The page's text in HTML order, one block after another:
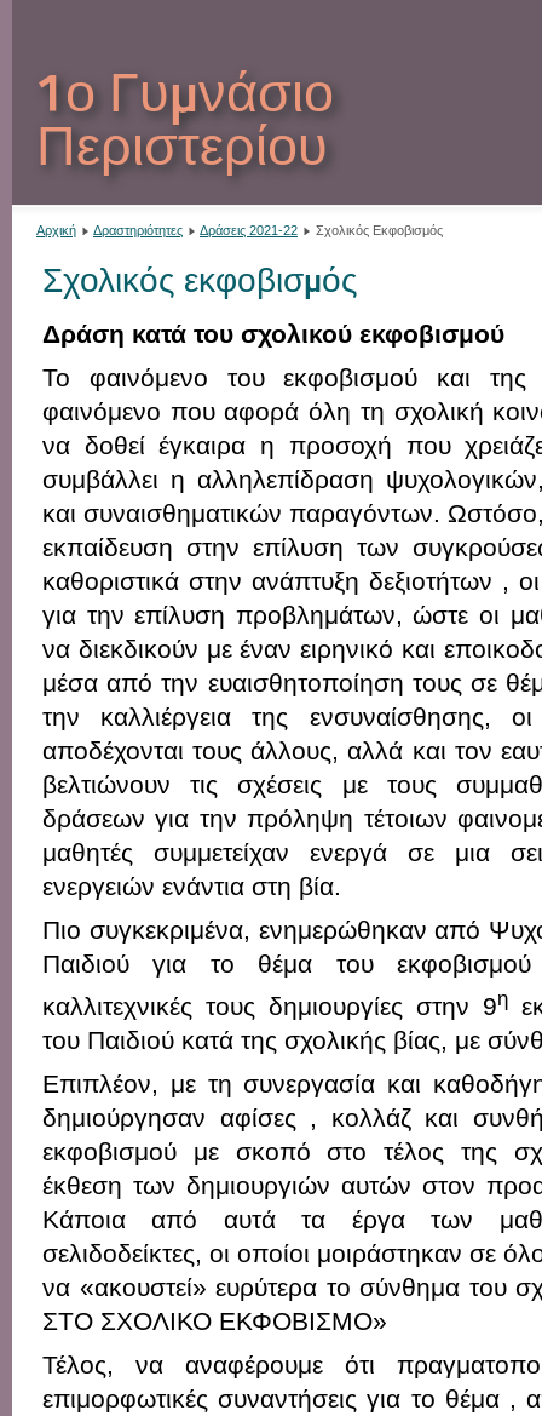
1ο Γυμνάσιο
Περιστερίου
Αρχική Δραστηριότητες Δράσεις 2021-22 Σχολικός Εκφοβισμός
Σχολικός εκφοβισμός
Δράση κατά του σχολικού εκφοβισμού
Το φαινόμενο του εκφοβισμού και της
φαινόμενο που αφορά όλη τη σχολική
να δοθεί έγκαιρα η προσοχή που
συμβάλλει η αλληλεπίδραση
και συναισθηματικών παραγόντων.
εκπαίδευση στην επίλυση των
καθοριστικά στην ανάπτυξη δεξιοτήτων ,
για την επίλυση προβλημάτων, ώστε οι
να διεκδικούν με έναν ειρηνικό και
μέσα από την ευαισθητοποίηση τους σε
την καλλιέργεια της ενσυναίσθησης,
αποδέχονται τους άλλους, αλλά και τον
βελτιώνουν τις σχέσεις με τους
δράσεων για την πρόληψη τέτοιων
μαθητές συμμετείχαν ενεργά σε μια
ενεργειών ενάντια στη βία.
Πιο συγκεκριμένα, ενημερώθηκαν από
Παιδιού για το θέμα του
καλλιτεχνικές τους δημιουργίες στην 9η
του Παιδιού κατά της σχολικής βίας, με
Επιπλέον, με τη συνεργασία και
δημιούργησαν αφίσες , κολλάζ και
εκφοβισμού με σκοπό στο τέλος της
έκθεση των δημιουργιών αυτών στον
Κάποια από αυτά τα έργα των
σελιδοδείκτες, οι οποίοι μοιράστηκαν σε
να «ακουστεί» ευρύτερα το σύνθημα του
ΣΤΟ ΣΧΟΛΙΚΟ ΕΚΦΟΒΙΣΜΟ»
Τέλος, να αναφέρουμε ότι
επιμορφωτικές συναντήσεις για το θέμα ,